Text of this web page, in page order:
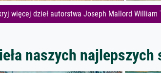
więcej dzieł autorstwa Joseph Mallord William
naszych najlepszych